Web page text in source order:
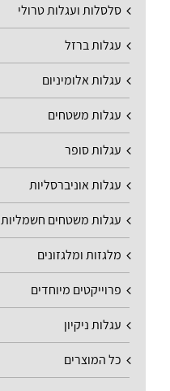
סלסלות ועגלות טרולי
עגלות ברזל
עגלות אלומיניום
עגלות משטחים
עגלות סופר
עגלות אוניברסליות
עגלות משטחים חשמליות
מלגזות ומלגזונים
פרוייקטים מיוחדים
עגלות ניקיון
כל המוצרים